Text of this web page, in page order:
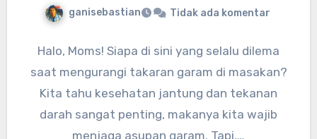
ganisebastian Tidak ada komentar
Halo, Moms! Siapa di sini yang selalu dilema
saat mengurangi takaran garam di masakan?
Kita tahu kesehatan jantung dan tekanan
darah sangat penting, makanya kita wajib
menjaga asupan garam. Tapi,…